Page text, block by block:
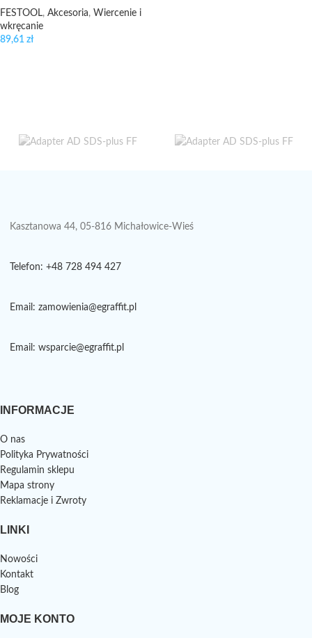
FESTOOL, Akcesoria, Wiercenie i
wkręcanie
89,61 zł
Kasztanowa 44, 05-816 Michałowice-Wieś
Telefon: +48 728 494 427
Email: zamowienia@egraffit.pl
Email: wsparcie@egraffit.pl
INFORMACJE
O nas
Polityka Prywatności
Regulamin sklepu
Mapa strony
Reklamacje i Zwroty
LINKI
Nowości
Kontakt
Blog
MOJE KONTO